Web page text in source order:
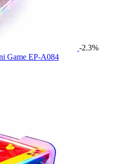
-2.3%
Game EP-A084